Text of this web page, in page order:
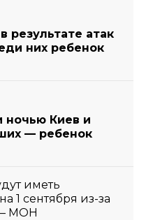
результате атак
них ребенок
ночью Киев и
— ребенок
иметь
1 сентября из-за
— МОН